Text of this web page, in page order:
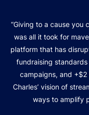
“Giving to a cause you
was all it took for
platform that has
fundraising
campaigns, and +$2
Charles’ vision of
ways to amplify